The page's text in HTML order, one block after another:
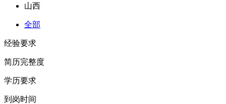
山西
全部
经验要求
简历完整度
学历要求
到岗时间